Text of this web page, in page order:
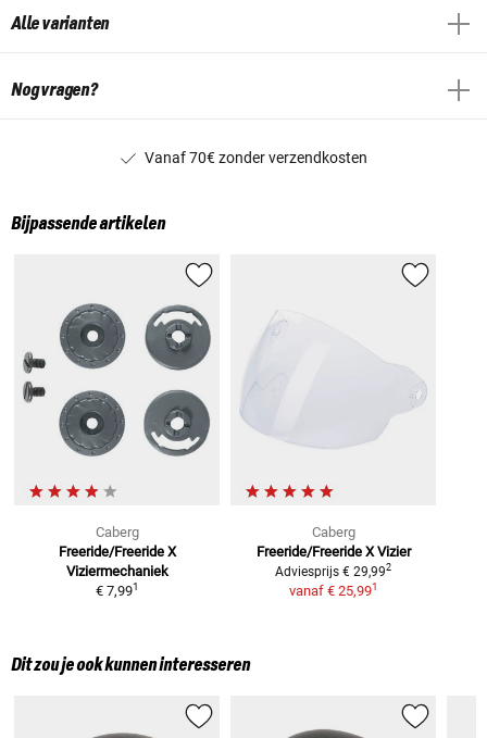
Alle varianten
Nog vragen?
Vanaf 70€ zonder verzendkosten
Bijpassende artikelen
Caberg
Freeride/Freeride X
Viziermechaniek
€ 7,991
Caberg
Freeride/Freeride X Vizier
Adviesprijs € 29,992
vanaf € 25,991
Dit zou je ook kunnen interesseren